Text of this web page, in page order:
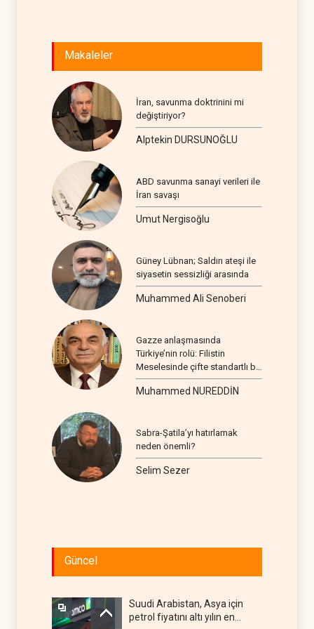
Makaleler
İran, savunma doktrinini mi
değiştiriyor?
Alptekin DURSUNOĞLU
ABD savunma sanayi verileri ile
İran savaşı
Umut Nergisoğlu
Güney Lübnan; Saldırı ateşi ile
siyasetin sessizliği arasında
Muhammed Ali Senoberi
Gazze anlaşmasında
Türkiye’nin rolü: Filistin
Meselesinde çifte standartlı bir
seyir
Muhammed NUREDDİN
Sabra-Şatila’yı hatırlamak
neden önemli?
Selim Sezer
Güncel
Suudi Arabistan, Asya için
petrol fiyatını altı yılın en